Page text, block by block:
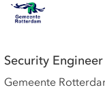
Security Engineer
Gemeente